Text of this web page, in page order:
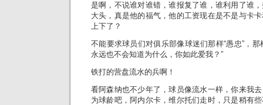
是啊，不说谁对谁错，谁报复了谁，谁利用了谁
大头，真是他的福气，他的工资现在是不是与卡
上下了？
不能要求球员们对俱乐部像球迷们那样“愚忠”，那
永远也不会知道为什么，你如此爱我？”
铁打的营盘流水的兵啊！
看阿森纳也不少年了，球员像流水一样，你来我
为球龄吧，阿内尔卡，维尔托们走时，只是稍有